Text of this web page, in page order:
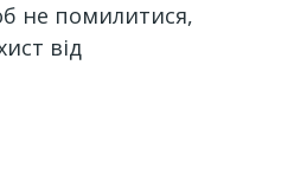
не помилитися,
від